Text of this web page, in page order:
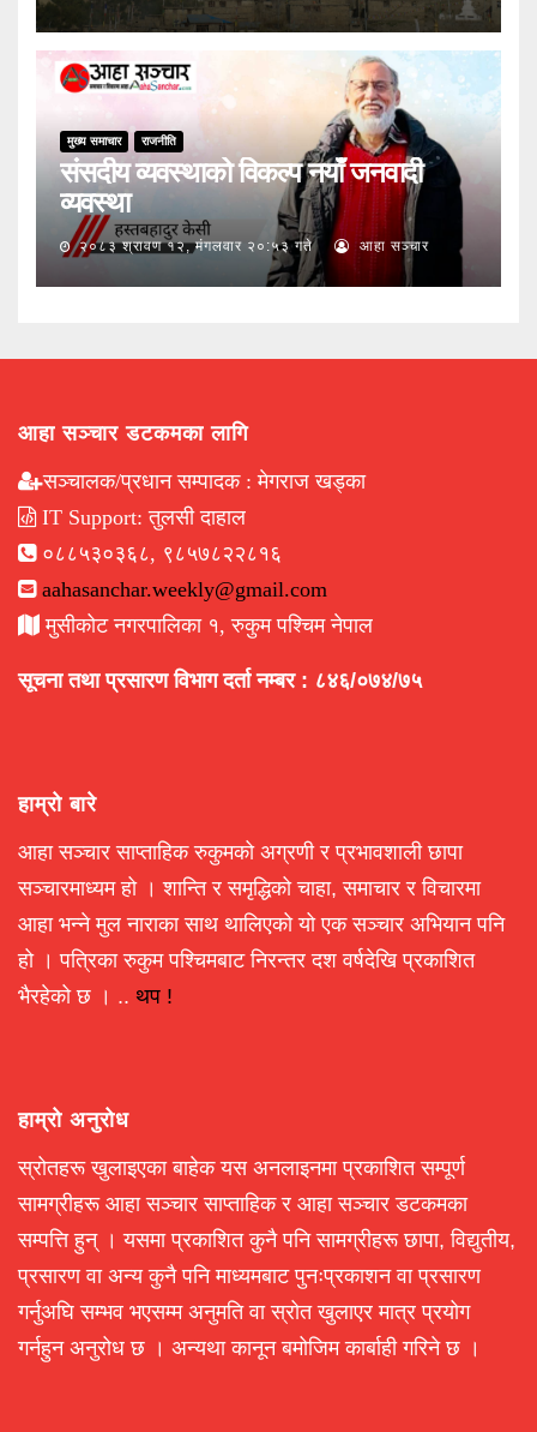
मुख्य समाचार राजनीति
संसदीय व्यवस्थाको विकल्प नयाँ जनवादी
व्यवस्था
२०८३ श्रावण १२, मंगलवार २०:५३ गते आहा सञ्चार
आहा सञ्चार डटकमका लागि
सञ्चालक/प्रधान सम्पादक : मेगराज खड्का
IT Support: तुलसी दाहाल
०८८५३०३६८, ९८५७८२२८१६
aahasanchar.weekly@gmail.com
मुसीकोट नगरपालिका १, रुकुम पश्चिम नेपाल
सूचना तथा प्रसारण विभाग दर्ता नम्बर : ८४६/०७४/७५
हाम्रो बारे
आहा सञ्चार साप्ताहिक रुकुमको अग्रणी र प्रभावशाली छापा
सञ्चारमाध्यम हो । शान्ति र समृद्धिको चाहा, समाचार र विचारमा
आहा भन्ने मुल नाराका साथ थालिएको यो एक सञ्चार अभियान पनि
हो । पत्रिका रुकुम पश्चिमबाट निरन्तर दश वर्षदेखि प्रकाशित
भैरहेको छ । .. थप !
हाम्रो अनुरोध
स्रोतहरू खुलाइएका बाहेक यस अनलाइनमा प्रकाशित सम्पूर्ण
सामग्रीहरू आहा सञ्चार साप्ताहिक र आहा सञ्चार डटकमका
सम्पत्ति हुन् । यसमा प्रकाशित कुनै पनि सामग्रीहरू छापा, विद्युतीय,
प्रसारण वा अन्य कुनै पनि माध्यमबाट पुनःप्रकाशन वा प्रसारण
गर्नुअघि सम्भव भएसम्म अनुमति वा स्रोत खुलाएर मात्र प्रयोग
गर्नहुन अनुरोध छ । अन्यथा कानून बमोजिम कार्बाही गरिने छ ।